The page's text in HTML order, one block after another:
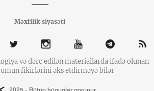
Məxfilik siyasəti
və dərc edilən materiallarda ifadə olunan
fikirlərini əks etdirməyə bilər